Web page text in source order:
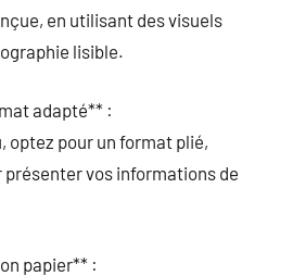
en utilisant des visuels
lisible.
adapté** :
optez pour un format plié,
vos informations de
papier** :